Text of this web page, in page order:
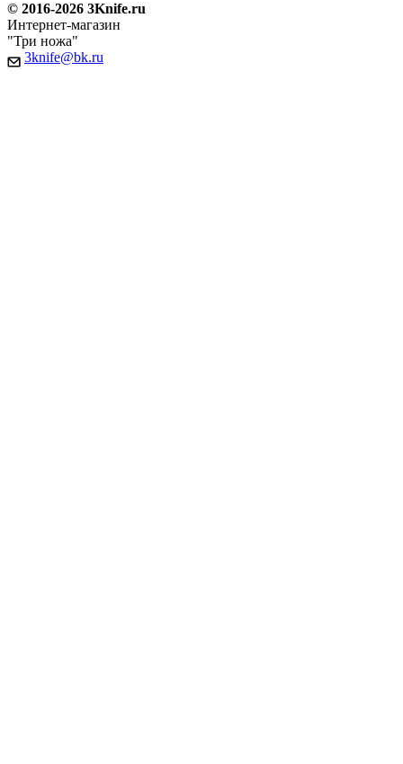
© 2016-2026 3Knife.ru
Интернет-магазин
"Три ножа"
3knife@bk.ru